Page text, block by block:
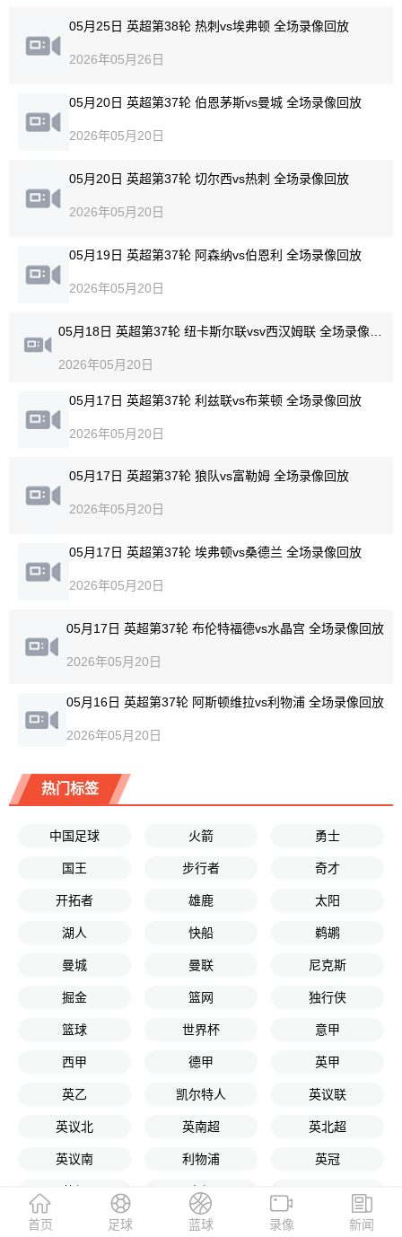
05月25日 英超第38轮 热刺vs埃弗顿 全场录像回放
2026年05月26日
05月20日 英超第37轮 伯恩茅斯vs曼城 全场录像回放
2026年05月20日
05月20日 英超第37轮 切尔西vs热刺 全场录像回放
2026年05月20日
05月19日 英超第37轮 阿森纳vs伯恩利 全场录像回放
2026年05月20日
2026年05月20日
05月17日 英超第37轮 利兹联vs布莱顿 全场录像回放
2026年05月20日
05月17日 英超第37轮 狼队vs富勒姆 全场录像回放
2026年05月20日
05月17日 英超第37轮 埃弗顿vs桑德兰 全场录像回放
2026年05月20日
05月17日 英超第37轮 布伦特福德vs水晶宫 全场录像回放
2026年05月20日
05月16日 英超第37轮 阿斯顿维拉vs利物浦 全场录像回放
2026年05月20日
热门标签
中国足球 火箭 勇士
国王 步行者 奇才
开拓者 雄鹿 太阳
湖人 快船 鹈鹕
曼城 曼联 尼克斯
掘金 篮网 独行侠
篮球 世界杯 意甲
西甲 德甲 英甲
英乙 凯尔特人 英议联
英议北 英南超 英北超
英议南 利物浦 英冠
中超
英南超中
首页 足球 蓝球 录像 新闻